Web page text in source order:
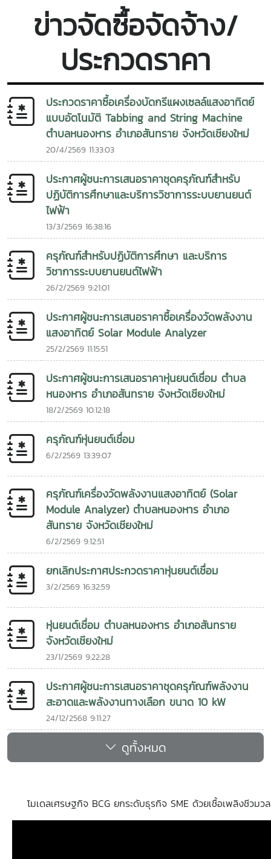
อากาศ การฝึกปฏิบัติจริง เพื่อเสริมสร้างทักษะในการใช้งานระบบ
ภายหลังการอบรม ได้มีพิธีลงนาม บันทึกข้อตกลงความร่วมมือ
(Memorandum of Understanding : MOU) ระหว่างหน่วยงาน
จากประเทศไทยและสาธารณรัฐประชาธิปไตยประชาชนลาว เพื่อ
สร้างเครือข่ายความร่วมมือด้านวิชาการ การวิจัยและนวัตกรรม
การพัฒนาหลักสูตร การฝึกอบรม การพัฒนาบุคลากร และการ
ส่งเสริมโรงเรียนต้นแบบด้านสิ่งแวดล้อมและพลังงานสะอาดใน
พื้นที่แขวงหลวงพระบางความร่วมมือครั้งนี้นับเป็นอีกก้าวสำคัญ
ของการเชื่อมโยงเครือข่ายระหว่างประเทศไทยและ สปป.ลาว ใน
การขับเคลื่อนการพัฒนาทรัพยากรมนุษย์ การศึกษา และการใช้
พลังงานสะอาด เพื่อยกระดับคุณภาพชีวิตของประชาชน พร้อม
ร่วมสร้างสังคมที่เป็นมิตรต่อสิ่งแวดล้อม และก้าวสู่การพัฒนาที่
ยั่งยืนร่วมกันในอนาคต
การลงมือปฏิบัติจริง โดยคณะวิทยากรได้ร่วมทำงานกับครู
บุคลากร และชุมชนในพื้นที่ เพื่อพัฒนาระบบพลังงานสะอาดให้
สามารถนำไปใช้งานได้อย่างมีประสิทธิภาพและเกิดความยั่งยืน
กิจกรรมสำคัญประกอบด้วย - ติดตั้งระบบสูบน้ำพลังงานแสง
อาทิตย์สำหรับใช้งานภายในโรงเรียน - ถ่ายทอดความรู้เกี่ยวกับ
หลักการออกแบบ การทำงาน และองค์ประกอบของระบบสูบน้ำ
พลังงานแสงอาทิตย์ - ฝึกปฏิบัติการติดตั้ง การใช้งาน และการ
บำรุงรักษาระบบร่วมกับครูและผู้เข้าร่วมกิจกรรม - สร้างการมี
ส่วนร่วมระหว่างสถาบันการศึกษา หน่วยงานภาครัฐ และชุมชน
เพื่อให้สามารถบริหารจัดการระบบได้ด้วยตนเอง โครงการนี้มีเป้า
หมายในการส่งเสริมการใช้พลังงานทดแทน เพิ่มการเข้าถึง
อากาศ และยกระดับคุณภาพชีวิตของชุมชน พร้อมสร้างต้นแบบ
การพัฒนาที่ยั่งยืนที่สามารถขยายผลไปยังพื้นที่อื่นในอนาคต การ
ดำเนินกิจกรรมในครั้งนี้สะท้อนถึงความมุ่งมั่นของวิทยาลัย
พลังงานทดแทน มหาวิทยาลัยแม่โจ้ ในการนำองค์ความรู้
เทคโนโลยี และนวัตกรรมด้านพลังงานทดแทนไปสร้างประโยชน์แก่
สังคม พร้อมส่งเสริมความร่วมมือทางวิชาการระหว่างประเทศไทย
และ สปป.ลาว เพื่อร่วมกันขับเคลื่อนการพัฒนาที่ยั่งยืนในระดับ
ภูมิภาคพลังงานสะอาด สร้างโอกาส พัฒนาคุณภาพชีวิต และ
เชื่อมโยงความร่วมมือสู่อนาคตที่ยั่งยืน ไม่เอาอิโมจิ
ข่าวจัดซื้อจัดจ้าง/
ประกวดราคา
ประกวดราคาซื้อเครื่องบัดกรีแผงเซลล์แสงอาทิตย์
แบบอัตโนมัติ Tabbing and String Machine
ตำบลหนองหาร อำเภอสันทราย จังหวัดเชียงใหม่
20/4/2569 11:33:03
ประกาศผู้ชนะการเสนอราคาชุดครุภัณฑ์สำหรับ
ปฏิบัติการศึกษาและบริการวิชาการระบบยานยนต์
ไฟฟ้า
13/3/2569 16:38:16
ครุภัณฑ์สำหรับปฏิบัติการศึกษา และบริการ
วิชาการระบบยานยนต์ไฟฟ้า
26/2/2569 9:21:01
ประกาศผู้ชนะการเสนอราคาซื้อเครื่องวัดพลังงาน
แสงอาทิตย์ Solar Module Analyzer
25/2/2569 11:15:51
ประกาศผู้ชนะการเสนอราคาหุ่นยนต์เชื่อม ตำบล
หนองหาร อำเภอสันทราย จังหวัดเชียงใหม่
18/2/2569 10:12:18
ครุภัณฑ์หุ่นยนต์เชื่อม
6/2/2569 13:39:07
ครุภัณฑ์เครื่องวัดพลังงานแสงอาทิตย์ (Solar
Module Analyzer) ตำบลหนองหาร อำเภอ
สันทราย จังหวัดเชียงใหม่
6/2/2569 9:12:51
ยกเลิกประกาศประกวดราคาหุ่นยนต์เชื่อม
3/2/2569 16:32:59
หุ่นยนต์เชื่อม ตำบลหนองหาร อำเภอสันทราย
จังหวัดเชียงใหม่
23/1/2569 9:22:28
ประกาศผู้ชนะการเสนอราคาชุดครุภัณฑ์พลังงาน
สะอาดและพลังงานทางเลือก ขนาด 10 kW
24/12/2568 9:11:27
ดูทั้งหมด
โมเดลเศรษฐกิจ BCG ยกระดับธุรกิจ SME ด้วยเชื้อเพลิงชีวมวล